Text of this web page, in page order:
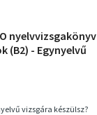
nyelvvizsgakönyv
(B2) - Egynyelvű
vizsgára készülsz?